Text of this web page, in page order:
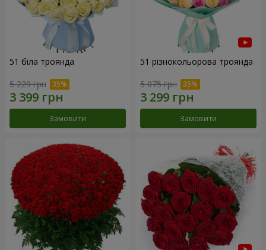
51 біла троянда
5 229 грн
Замовити
51 різнокольорова троянда
5 075 грн
Замовити